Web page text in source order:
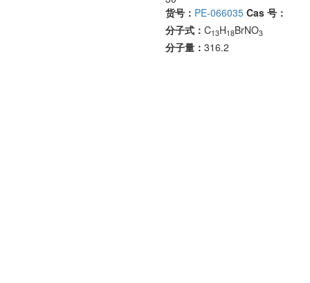
货号： PE-066035 Cas 号：
分子式： C13H18BrNO3
分子量： 316.2